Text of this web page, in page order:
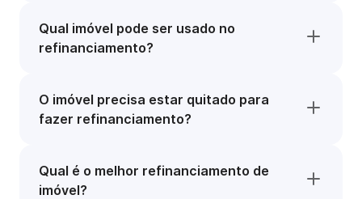
Qual imóvel pode ser usado no
refinanciamento?
O imóvel precisa estar quitado para
fazer refinanciamento?
Qual é o melhor refinanciamento de
imóvel?